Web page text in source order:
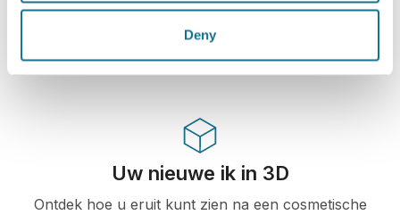
Deny
gebruikt door dokters in meer dan 100 landen,
en aanbevolen door meerdere plastische
chirurgieverenigingen.
Uw nieuwe ik in 3D
Ontdek hoe u eruit kunt zien na een cosmetische